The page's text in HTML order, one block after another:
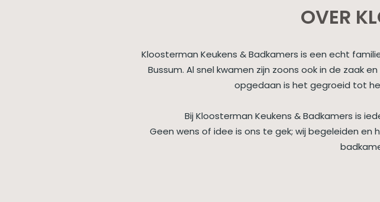
OVER
Kloosterman Keukens & Badkamers is een echt
Bussum. Al snel kwamen zijn zoons ook in de zaak
opgedaan is het gegroeid tot
Bij Kloosterman Keukens & Badkamers is
Geen wens of idee is ons te gek; wij begeleiden